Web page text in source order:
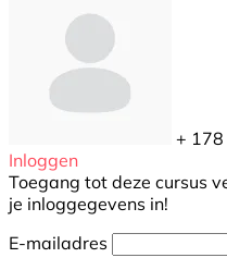
+ 178
Inloggen
Toegang tot deze cursus
je inloggegevens in!
E-mailadres